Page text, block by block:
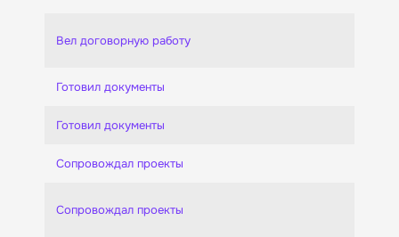
Вел договорную работу
Готовил документы
Готовил документы
Сопровождал проекты
Сопровождал проекты